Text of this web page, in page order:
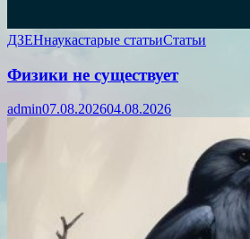
ДЗЕНнаукастарые статьиСтатьи
Физики не существует
admin07.08.202604.08.2026